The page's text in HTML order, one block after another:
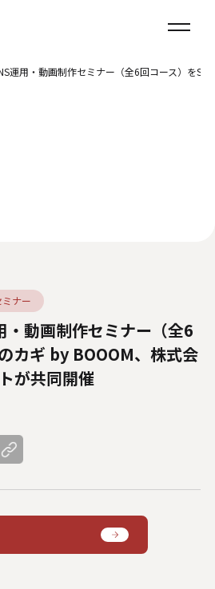
クト
ィ＆インクルージョン
の評価
皆様へ
運用・動画制作セミナー（全6回コース）を
ナー
・動画制作セミナー（全6
カギ by BOOOM、株式会
が共同開催